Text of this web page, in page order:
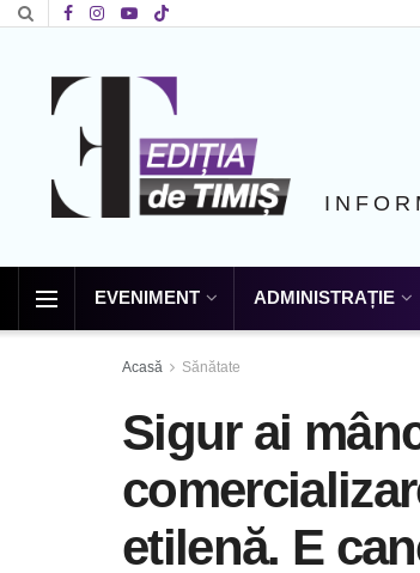
EVENIMENT ADMINISTRAȚIE
Acasă Sănătate
Sigur ai
etilenă. E